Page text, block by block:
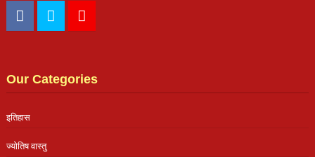
Our Categories
इतिहास
ज्योतिष वास्तु